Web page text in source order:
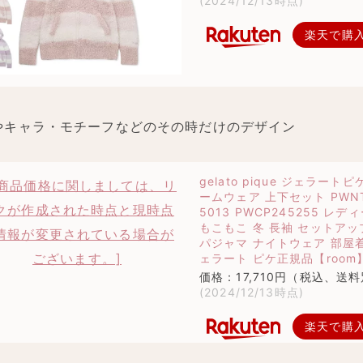
楽天で購
キャラ・モチーフなどのその時だけのデザイン
gelato pique ジェラートピ
ームウェア 上下セット
5013 PWCP245255 レディ
もこもこ 冬 長袖 セットアッ
パジャマ ナイトウェア 部屋
ェラート ピケ正規品【room
価格：17,710円（税込、送
(2024/12/13時点)
楽天で購